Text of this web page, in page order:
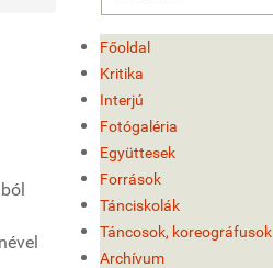
Főoldal
Kritika
Interjú
Fotógaléria
Együttesek
Források
Tánciskolák
Táncosok, koreográfusok
Archívum